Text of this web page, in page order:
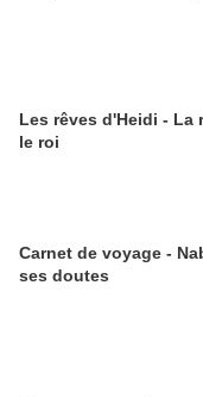
Les rêves d'Heidi - La
le roi
Carnet de voyage -
ses doutes